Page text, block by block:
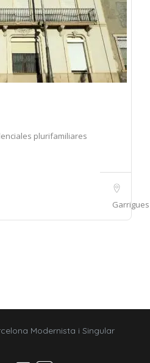
plurifamiliares
Garrigues
Modernista i Singular